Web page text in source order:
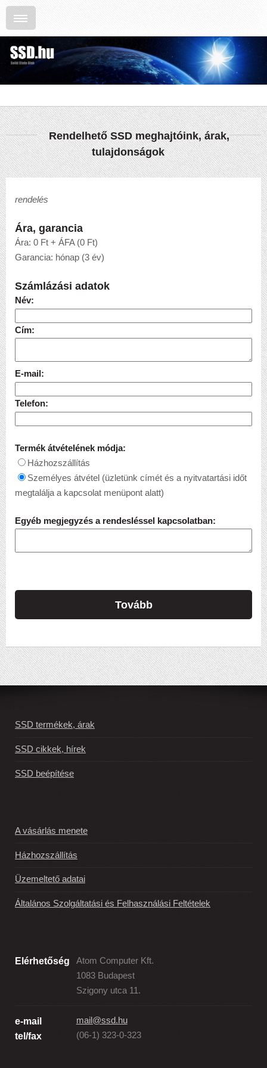
Rendelhető SSD meghajtóink, árak,
tulajdonságok
rendelés
Ára, garancia
Ára: 0 Ft + ÁFA (0 Ft)
Garancia: hónap (3 év)
Számlázási adatok
Név:
Cím:
E-mail:
Telefon:
Termék átvételének módja:
Házhozszállítás
Személyes átvétel (üzletünk címét és a nyitvatartási időt
megtalálja a kapcsolat menüpont alatt)
Egyéb megjegyzés a rendesléssel kapcsolatban:
Tovább
SSD termékek, árak
SSD cikkek, hírek
SSD beépítése
A vásárlás menete
Házhozszállítás
Üzemeltető adatai
Általános Szolgáltatási és Felhasználási Feltételek
Elérhetőség
Atom Computer Kft.
1083 Budapest
Szigony utca 11.
e-mail
tel/fax
mail@ssd.hu
(06-1) 323-0-323